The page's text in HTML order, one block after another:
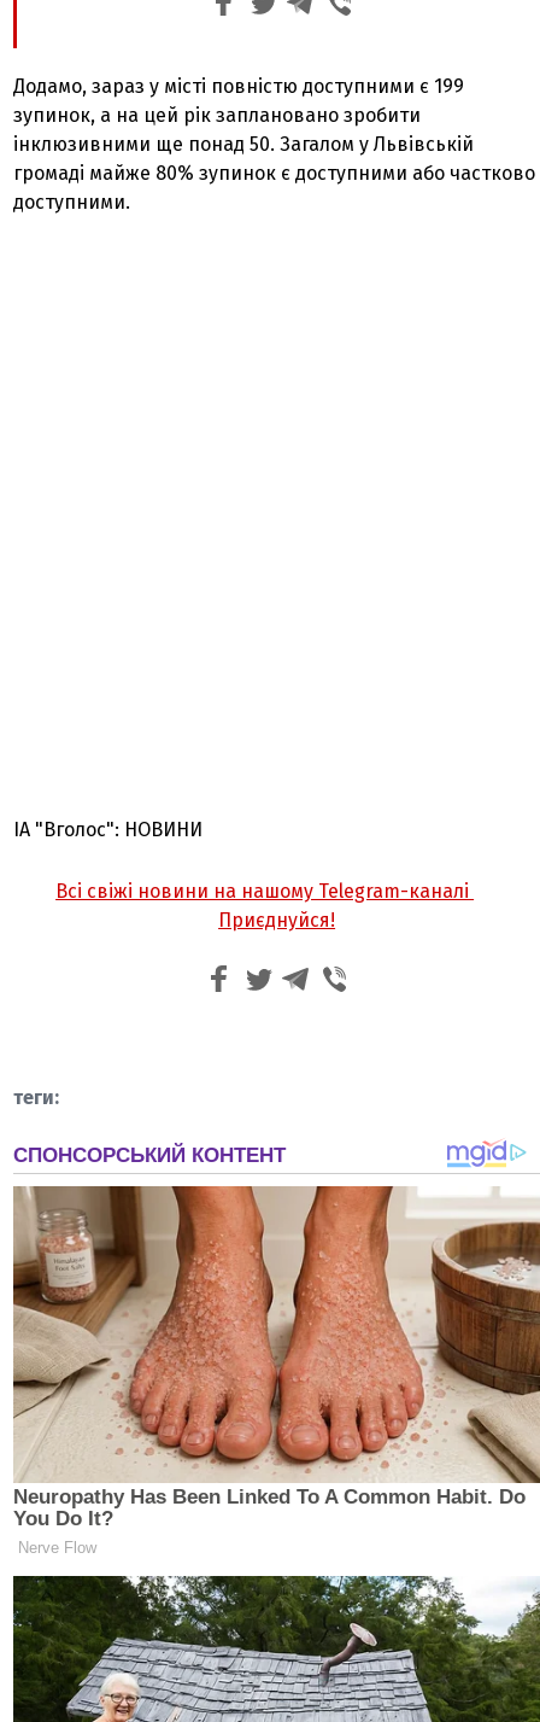
Додамо, зараз у місті повністю доступними є 199
зупинок, а на цей рік заплановано зробити
інклюзивними ще понад 50. Загалом у Львівській
громаді майже 80% зупинок є доступними або частково
доступними.
ІА "Вголос": НОВИНИ
Всі свіжі новини на нашому Telegram-каналі
Приєднуйся!